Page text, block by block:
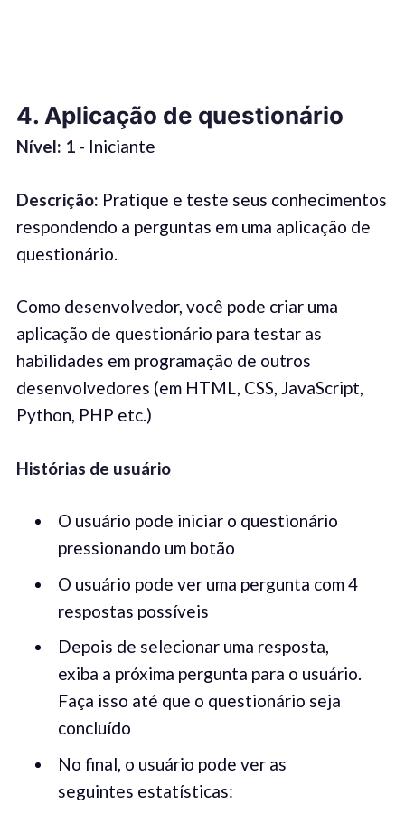
4. Aplicação de questionário
Nível: 1- Iniciante
Descrição: Pratique e teste seus conhecimentos
respondendo a perguntas em uma aplicação de
questionário.
Como desenvolvedor, você pode criar uma
aplicação de questionário para testar as
habilidades em programação de outros
desenvolvedores (em HTML, CSS, JavaScript,
Python, PHP etc.)
Histórias de usuário
O usuário pode iniciar o questionário
pressionando um botão
O usuário pode ver uma pergunta com 4
respostas possíveis
Depois de selecionar uma resposta,
exiba a próxima pergunta para o usuário.
Faça isso até que o questionário seja
concluído
No final, o usuário pode ver as
seguintes estatísticas: